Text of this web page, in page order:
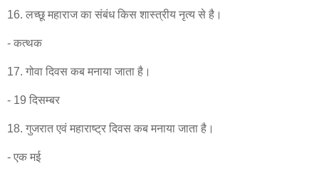
16. लच्छू महाराज का संबंध किस शास्त्रीय नृत्य से है।
- कत्थक
17. गोवा दिवस कब मनाया जाता है।
- 19 दिसम्बर
18. गुजरात एवं महाराष्ट्र दिवस कब मनाया जाता है।
- एक मई